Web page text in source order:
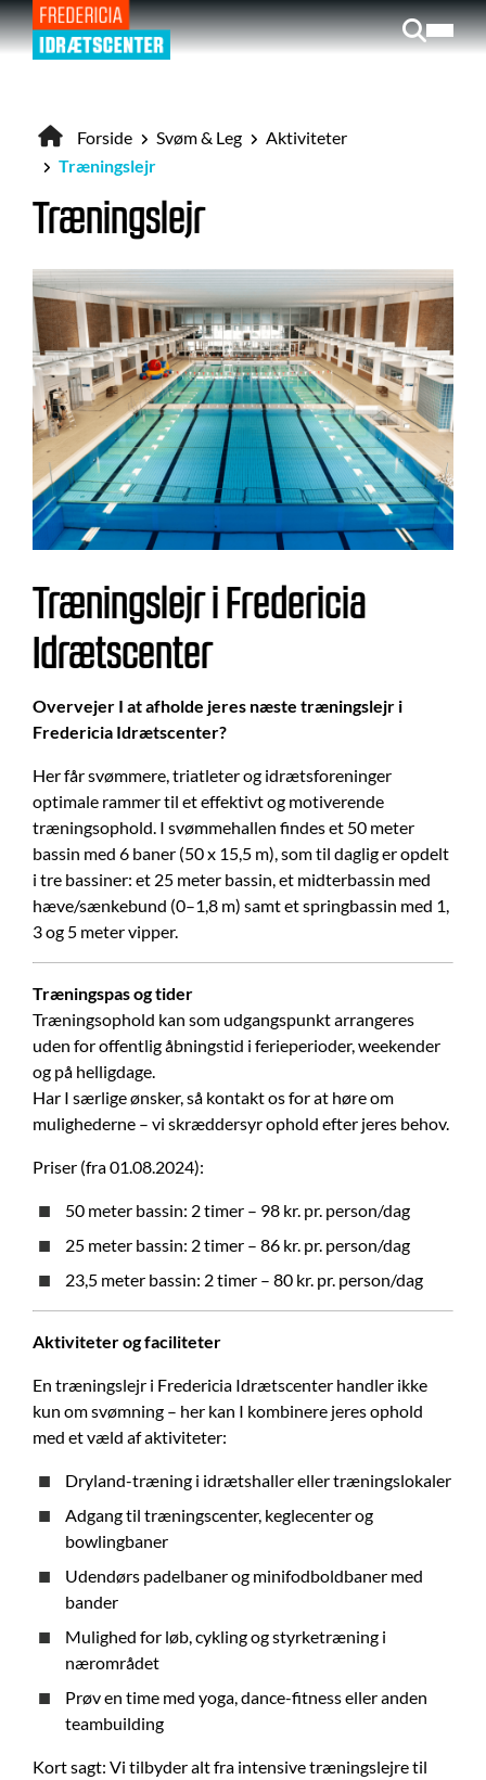
Gå
til
hovedindhold
Brødkrumme
Forside Svøm & Leg
Aktiviteter
Træningslejr
Træningslejr
Træningslejr i Fredericia
Idrætscenter
Overvejer I at afholde jeres næste træningslejr i
Fredericia Idrætscenter?
Her får svømmere, triatleter og idrætsforeninger
optimale rammer til et effektivt og motiverende
træningsophold. I svømmehallen findes et 50 meter
bassin med 6 baner (50 x 15,5 m), som til daglig er opdelt
i tre bassiner: et 25 meter bassin, et midterbassin med
hæve/sænkebund (0–1,8 m) samt et springbassin med 1,
3 og 5 meter vipper.
Træningspas og tider
Træningsophold kan som udgangspunkt arrangeres
uden for offentlig åbningstid i ferieperioder, weekender
og på helligdage.
Har I særlige ønsker, så kontakt os for at høre om
mulighederne – vi skræddersyr ophold efter jeres behov.
Priser (fra 01.08.2024):
50 meter bassin: 2 timer – 98 kr. pr. person/dag
25 meter bassin: 2 timer – 86 kr. pr. person/dag
23,5 meter bassin: 2 timer – 80 kr. pr. person/dag
Aktiviteter og faciliteter
En træningslejr i Fredericia Idrætscenter handler ikke
kun om svømning – her kan I kombinere jeres ophold
med et væld af aktiviteter:
Dryland-træning i idrætshaller eller træningslokaler
Adgang til træningscenter, keglecenter og
bowlingbaner
Udendørs padelbaner og minifodboldbaner med
bander
Mulighed for løb, cykling og styrketræning i
nærområdet
Prøv en time med yoga, dance-fitness eller anden
teambuilding
Kort sagt: Vi tilbyder alt fra intensive træningslejre til